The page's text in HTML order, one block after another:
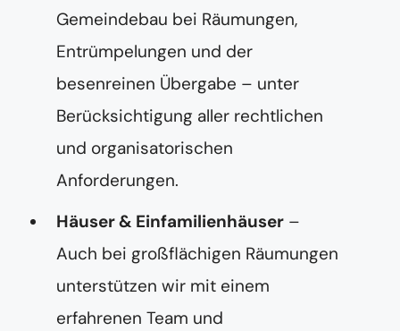
Gemeindebau bei Räumungen,
Entrümpelungen und der
besenreinen Übergabe – unter
Berücksichtigung aller rechtlichen
und organisatorischen
Anforderungen.
Häuser & Einfamilienhäuser –
Auch bei großflächigen Räumungen
unterstützen wir mit einem
erfahrenen Team und